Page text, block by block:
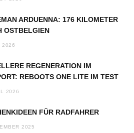
ARDUENNA: 176 KILOMETER
OSTBELGIEN
2026
REGENERATION IM
REBOOTS ONE LITE IM TEST
2026
FÜR RADFAHRER
2025